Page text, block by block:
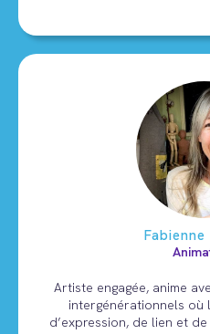
Artiste engagée, anime
intergénérationnels où
d’expression, de lien et